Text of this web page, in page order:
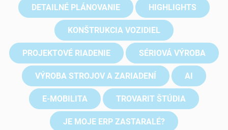
DETAILNÉ PLÁNOVANIE HIGHLIGHTS
KONŠTRUKCIA VOZIDIEL
PROJEKTOVÉ RIADENIE SÉRIOVÁ VÝROBA
VÝROBA STROJOV A ZARIADENÍ AI
E-MOBILITA TROVARIT ŠTÚDIA
JE MOJE ERP ZASTARALÉ?